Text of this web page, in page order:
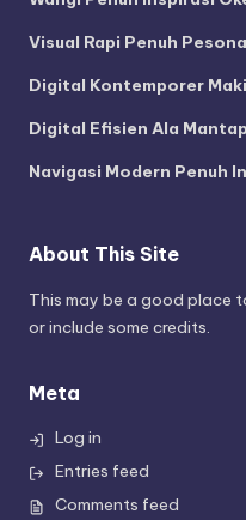
Visual Rapi Penuh
Digital Kontemporer
Digital Efisien Ala
Navigasi Modern Penuh
About This Site
This may be a good place
or include some credits.
Meta
Log in
Entries feed
Comments feed